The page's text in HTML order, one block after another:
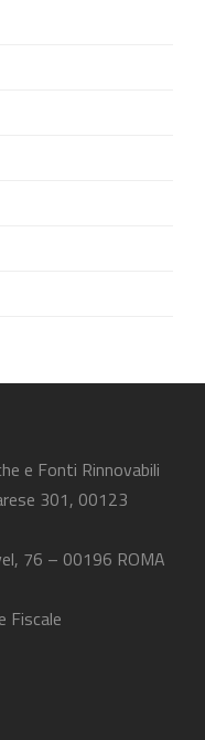
e Fonti Rinnovabili
301, 00123
76 – 00196 ROMA
Fiscale